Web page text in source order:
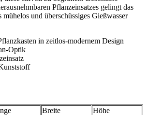
Pflanzeinsatzes gelingt das
mühelos und überschüssiges Gießwasser
in zeitlos-modernem Design
Optik
Breite
Höhe